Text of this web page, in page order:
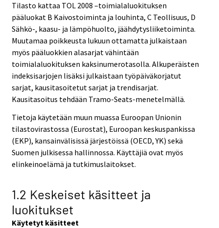
Tilasto kattaa TOL 2008 –toimialaluokituksen
pääluokat B Kaivostoiminta ja louhinta, C Teollisuus, D
Sähkö-, kaasu- ja lämpöhuolto, jäähdytysliiketoiminta.
Muutamaa poikkeusta lukuun ottamatta julkaistaan
myös pääluokkien alasarjat vähintään
toimialaluokituksen kaksinumerotasolla. Alkuperäisten
indeksisarjojen lisäksi julkaistaan työpäiväkorjatut
sarjat, kausitasoitetut sarjat ja trendisarjat.
Kausitasoitus tehdään Tramo-Seats-menetelmällä.
Tietoja käytetään muun muassa Euroopan Unionin
tilastovirastossa (Eurostat), Euroopan keskuspankissa
(EKP), kansainvälisissä järjestöissä (OECD, YK) sekä
Suomen julkisessa hallinnossa. Käyttäjiä ovat myös
elinkeinoelämä ja tutkimuslaitokset.
1.2 Keskeiset käsitteet ja
luokitukset
Käytetyt käsitteet